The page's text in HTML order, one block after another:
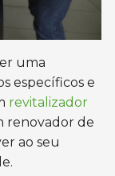
uma
específicos e
revitalizador
renovador de
ao seu